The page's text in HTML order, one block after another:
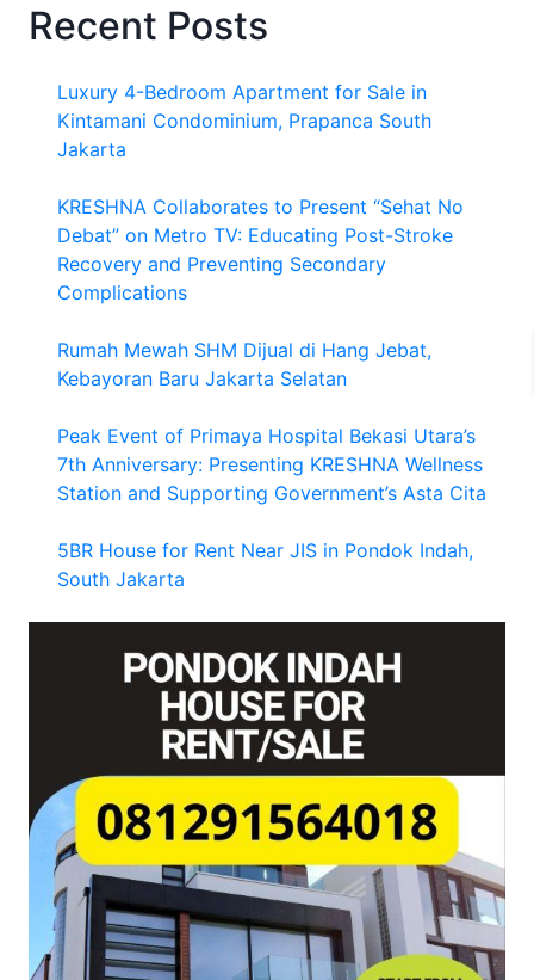
APA
YANG
WANITA?
Recent Posts
Luxury 4-Bedroom Apartment for Sale in
Kintamani Condominium, Prapanca South
Jakarta
KRESHNA Collaborates to Present “Sehat No
Debat” on Metro TV: Educating Post-Stroke
Recovery and Preventing Secondary
Complications
Rumah Mewah SHM Dijual di Hang Jebat,
Kebayoran Baru Jakarta Selatan
Peak Event of Primaya Hospital Bekasi Utara’s
7th Anniversary: Presenting KRESHNA Wellness
Station and Supporting Government’s Asta Cita
5BR House for Rent Near JIS in Pondok Indah,
South Jakarta